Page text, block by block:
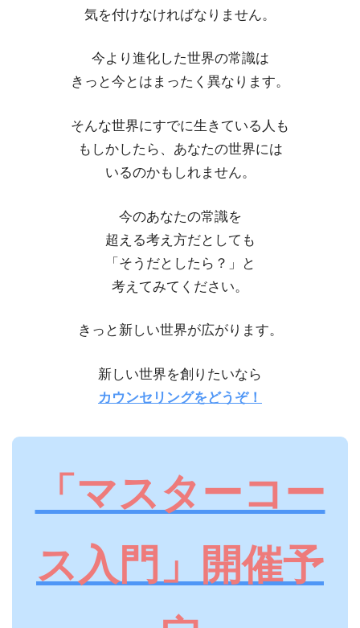
気を付けなければなりません。
今より進化した世界の常識は
きっと今とはまったく異なります。
そんな世界にすでに生きている人も
もしかしたら、あなたの世界には
いるのかもしれません。
今のあなたの常識を
超える考え方だとしても
「そうだとしたら？」と
考えてみてください。
きっと新しい世界が広がります。
新しい世界を創りたいなら
カウンセリングをどうぞ！
「マスターコー
ス入門」開催予